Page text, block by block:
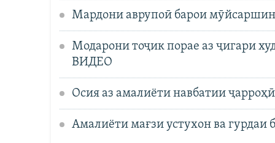
Мардони аврупоӣ барои
Модарони тоҷик порае аз ҷигари
ВИДЕО
Осия аз амалиёти навбатии
Амалиёти мағзи устухон ва